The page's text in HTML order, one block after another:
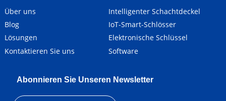
Über uns
Blog
Lösungen
Kontaktieren Sie uns
Intelligenter Schachtdeckel
IoT-Smart-Schlösser
Elektronische Schlüssel
Software
Abonnieren Sie Unseren Newsletter